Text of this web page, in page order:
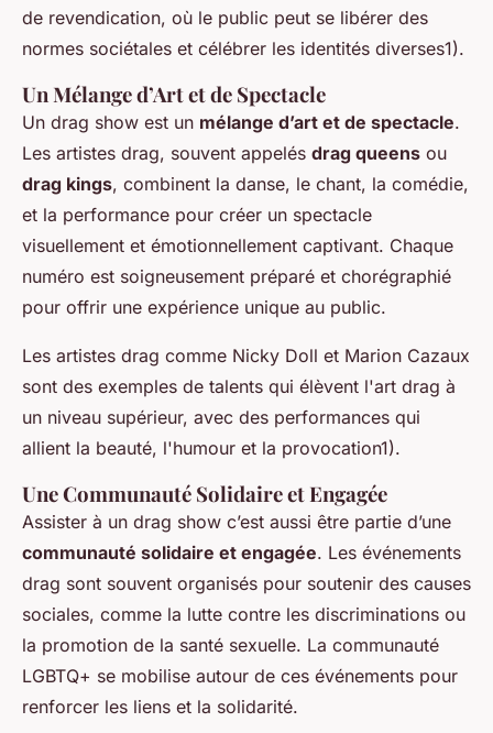
de revendication, où le public peut se libérer des
normes sociétales et célébrer les identités diverses1).
Un Mélange d’Art et de Spectacle
Un drag show est un mélange d’art et de spectacle.
Les artistes drag, souvent appelés drag queens ou
drag kings, combinent la danse, le chant, la comédie,
et la performance pour créer un spectacle
visuellement et émotionnellement captivant. Chaque
numéro est soigneusement préparé et chorégraphié
pour offrir une expérience unique au public.
Les artistes drag comme Nicky Doll et Marion Cazaux
sont des exemples de talents qui élèvent l'art drag à
un niveau supérieur, avec des performances qui
allient la beauté, l'humour et la provocation1).
Une Communauté Solidaire et Engagée
Assister à un drag show c’est aussi être partie d’une
communauté solidaire et engagée. Les événements
drag sont souvent organisés pour soutenir des causes
sociales, comme la lutte contre les discriminations ou
la promotion de la santé sexuelle. La communauté
LGBTQ+ se mobilise autour de ces événements pour
renforcer les liens et la solidarité.